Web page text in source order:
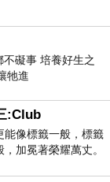
礙事 培養好生之
牠進
:Club
能像標籤一般，標籤
加冕著榮耀萬丈。
下的罪證